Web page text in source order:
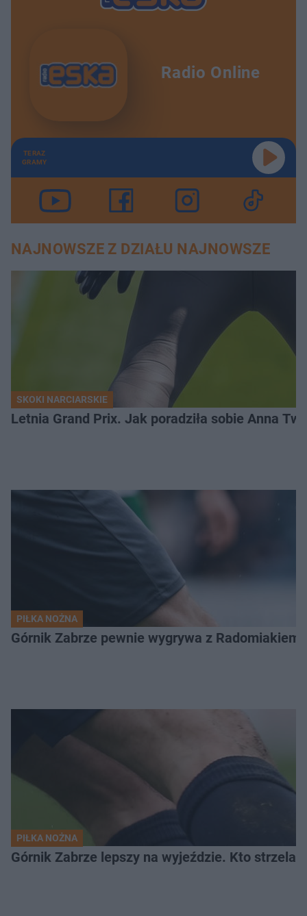
Radio Online
TERAZ
GRAMY
NAJNOWSZE Z DZIAŁU NAJNOWSZE
SKOKI NARCIARSKIE
Letnia Grand Prix. Jak poradziła sobie Anna
PIŁKA NOŻNA
Górnik Zabrze pewnie wygrywa z
PIŁKA NOŻNA
Górnik Zabrze lepszy na wyjeździe. Kto strzelał